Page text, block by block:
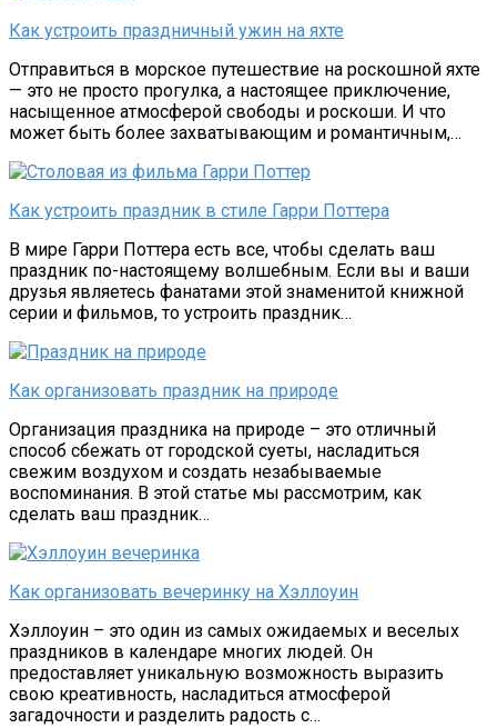
Как устроить праздничный ужин на яхте
Отправиться в морское путешествие на роскошной яхте
— это не просто прогулка, а настоящее приключение,
насыщенное атмосферой свободы и роскоши. И что
может быть более захватывающим и романтичным,…
Как устроить праздник в стиле Гарри Поттера
В мире Гарри Поттера есть все, чтобы сделать ваш
праздник по-настоящему волшебным. Если вы и ваши
друзья являетесь фанатами этой знаменитой книжной
серии и фильмов, то устроить праздник…
Как организовать праздник на природе
Организация праздника на природе – это отличный
способ сбежать от городской суеты, насладиться
свежим воздухом и создать незабываемые
воспоминания. В этой статье мы рассмотрим, как
сделать ваш праздник…
Как организовать вечеринку на Хэллоуин
Хэллоуин – это один из самых ожидаемых и веселых
праздников в календаре многих людей. Он
предоставляет уникальную возможность выразить
свою креативность, насладиться атмосферой
загадочности и разделить радость с…